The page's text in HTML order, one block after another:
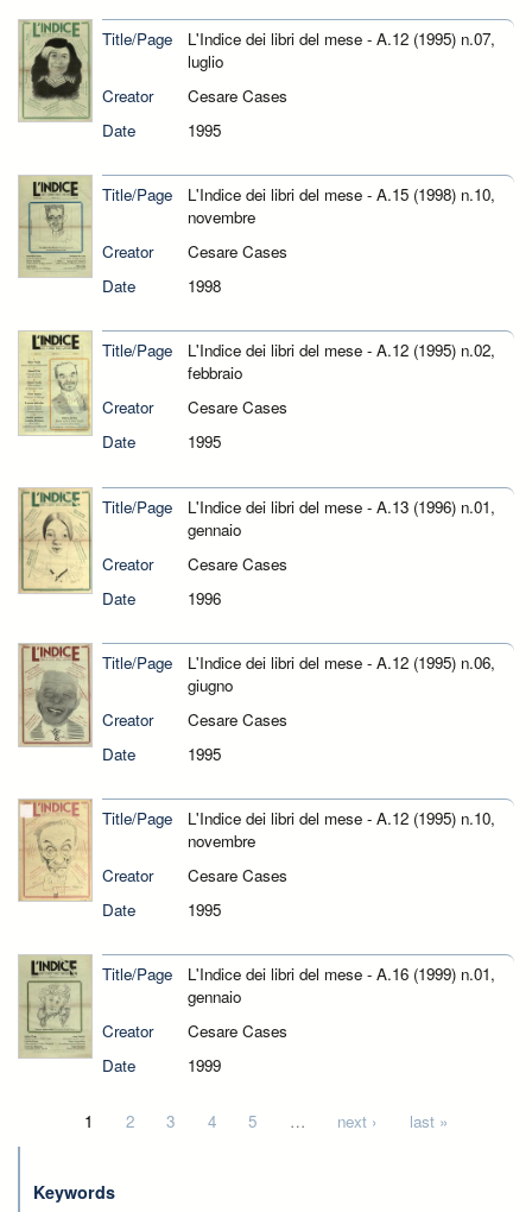
Title/Page
L'Indice dei libri del mese - A.12 (1995) n.07,
luglio
Creator
Cesare Cases
Date
1995
Title/Page
L'Indice dei libri del mese - A.15 (1998) n.10,
novembre
Creator
Cesare Cases
Date
1998
Title/Page
L'Indice dei libri del mese - A.12 (1995) n.02,
febbraio
Creator
Cesare Cases
Date
1995
Title/Page
L'Indice dei libri del mese - A.13 (1996) n.01,
gennaio
Creator
Cesare Cases
Date
1996
Title/Page
L'Indice dei libri del mese - A.12 (1995) n.06,
giugno
Creator
Cesare Cases
Date
1995
Title/Page
L'Indice dei libri del mese - A.12 (1995) n.10,
novembre
Creator
Cesare Cases
Date
1995
Title/Page
L'Indice dei libri del mese - A.16 (1999) n.01,
gennaio
Creator
Cesare Cases
Date
1999
1 2 3 4 5 … next › last »
Keywords